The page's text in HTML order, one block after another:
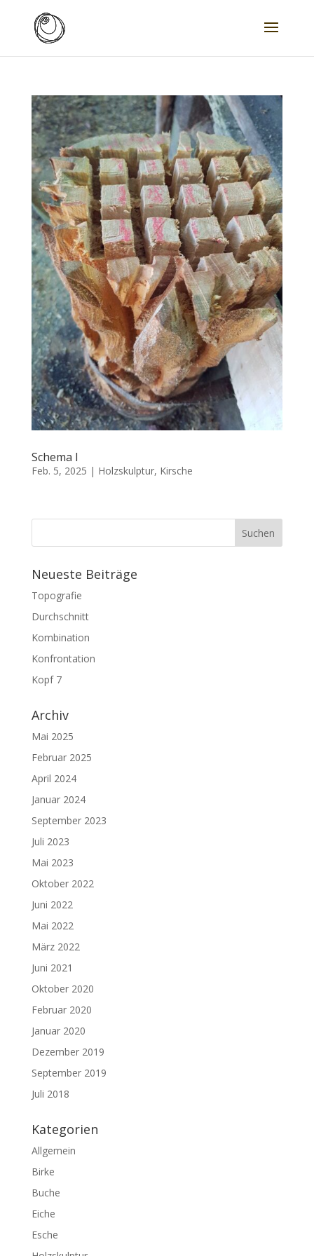
Schema I
Feb. 5, 2025 | Holzskulptur, Kirsche
Neueste Beiträge
Topografie
Durchschnitt
Kombination
Konfrontation
Kopf 7
Archiv
Mai 2025
Februar 2025
April 2024
Januar 2024
September 2023
Juli 2023
Mai 2023
Oktober 2022
Juni 2022
Mai 2022
März 2022
Juni 2021
Oktober 2020
Februar 2020
Januar 2020
Dezember 2019
September 2019
Juli 2018
Kategorien
Allgemein
Birke
Buche
Eiche
Esche